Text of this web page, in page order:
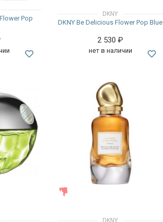
Pop
DKNY
DKNY Be Delicious Flower Pop Blue
2 530₽
нет в наличии
DKNY